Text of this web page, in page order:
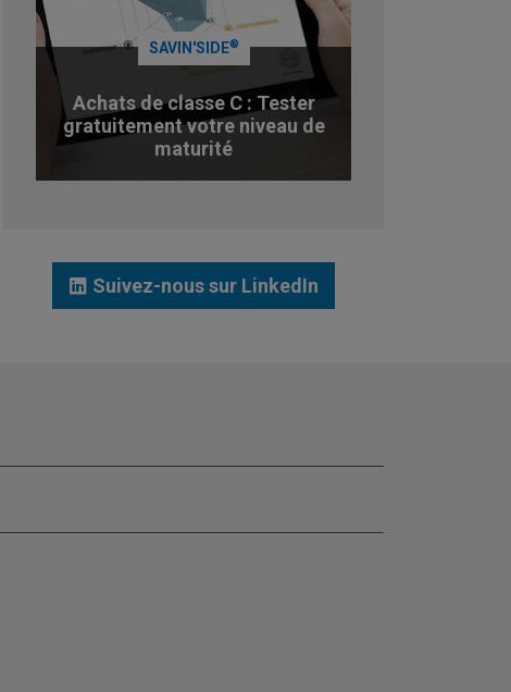
SAVIN'SIDE®
Achats de classe C : Tester
gratuitement votre niveau de
maturité
Suivez-nous sur LinkedIn